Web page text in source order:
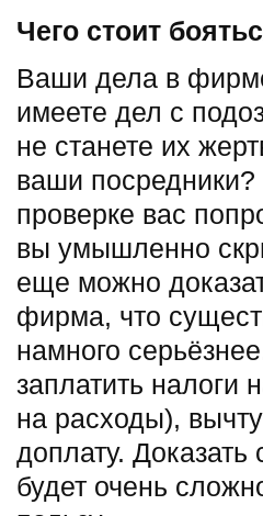
Чего стоит
Ваши дела в
имеете дел с
не станете их
ваши
проверке вас
вы умышленно
еще можно
фирма, что
намного
заплатить
на расходы),
доплату.
будет очень